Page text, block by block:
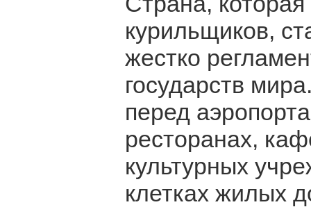
курильщиков,
жестко
государств
перед
ресторанах,
культурных
клетках жилых